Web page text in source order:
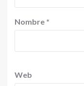
Nombre *
Web